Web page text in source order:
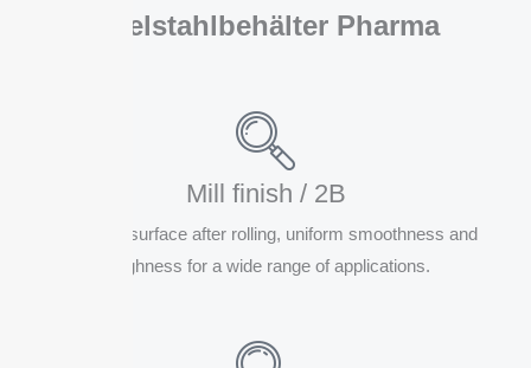
Edelstahlbehälter Pharma
Mill finish / 2B
Standard surface after rolling, uniform smoothness and
roughness for a wide range of applications.